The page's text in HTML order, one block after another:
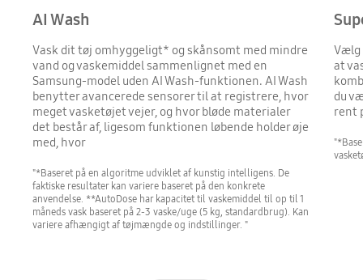
AI Wash
Vask dit tøj omhyggeligt* og skånsomt med mindre
vand og vaskemiddel sammenlignet med en
Samsung-model uden AI Wash-funktionen. AI Wash
benytter avancerede sensorer til at registrere, hvor
meget vasketøjet vejer, og hvor bløde materialer
det består af, ligesom funktionen løbende holder øje
med, hvor
"*Baseret på en algoritme udviklet af kunstig intelligens. De
faktiske resultater kan variere baseret på den konkrete
anvendelse. **AutoDose har kapacitet til vaskemiddel til op til 1
måneds vask baseret på 2-3 vaske/uge (5 kg, standardbrug). Kan
variere afhængigt af tøjmængde og indstillinger. "
Vælg
at
du
rent